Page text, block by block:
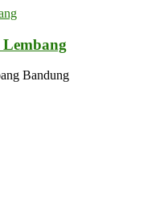
Bandung